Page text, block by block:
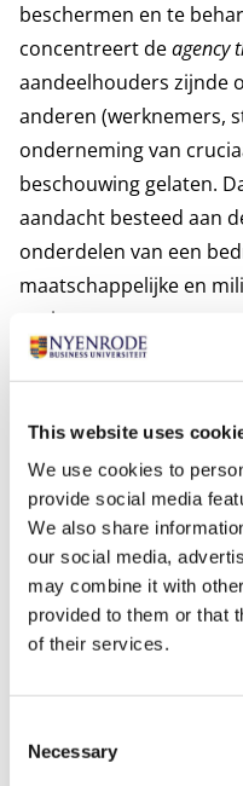
This website uses
We use cookies to
provide social media
We also share
our social media,
may combine it with
provided to them or that
of their services.
Selection
Necessary
beschermen en te
concentreert deagency
aandeelhouders zijnde
anderen (werknemers,
onderneming van
beschouwing gelaten.
aandacht besteed aan
onderdelen van een
maatschappelijke en
gezien.
Herzien van de agency
Sjåfjell stelt een
ondernemingsrecht te
deagency theoryte
nu eigenlijk echt de
bedrijf. Sjåfjell dringt er
houden met een groter
namelijk het bedrijf, de
externe
en de samenleving die
hervormen, zal deze